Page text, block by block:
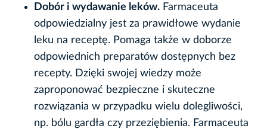
Dobór i wydawanie leków. Farmaceuta
odpowiedzialny jest za prawidłowe wydanie
leku na receptę. Pomaga także w doborze
odpowiednich preparatów dostępnych bez
recepty. Dzięki swojej wiedzy może
zaproponować bezpieczne i skuteczne
rozwiązania w przypadku wielu dolegliwości,
np. bólu gardła czy przeziębienia. Farmaceuta